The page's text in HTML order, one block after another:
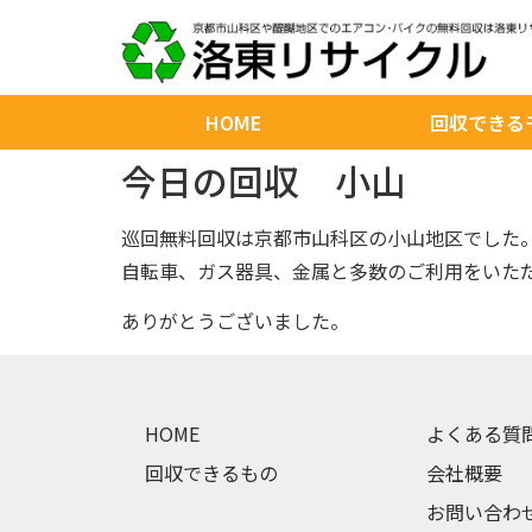
HOME 回収できる
今日の回収 小山
巡回無料回収は京都市山科区の小山地区でした
自転車、ガス器具、金属と多数のご利用をいた
ありがとうございました。
HOME
回収できるもの
よくある質
会社概要
お問い合わ